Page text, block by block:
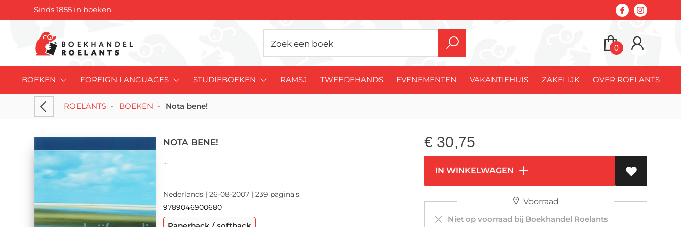
Sinds 1855 in boeken
0
BOEKEN FOREIGN LANGUAGES STUDIEBOEKEN RAMSJ TWEEDEHANDS EVENEMENTEN VAKANTIEHUIS ZAKELIJK OVER ROELANTS
ROELANTS - BOEKEN - Nota bene!
NOTA BENE!
...
Nederlands | 26-08-2007 | 239 pagina's
9789046900680
€ 30,75
IN WINKELWAGEN
Voorraad
Niet op voorraad bij Boekhandel Roelants